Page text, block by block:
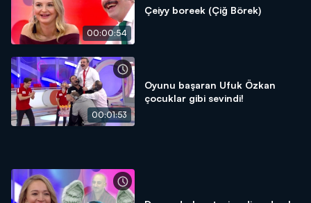
00:00:54
Çeiyy boreek (Çiğ Börek)
00:01:53
Oyunu başaran Ufuk Özkan
çocuklar gibi sevindi!